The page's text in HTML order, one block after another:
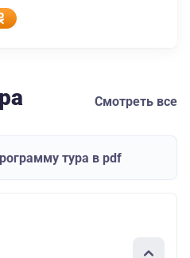
Смотреть все
тура в pdf